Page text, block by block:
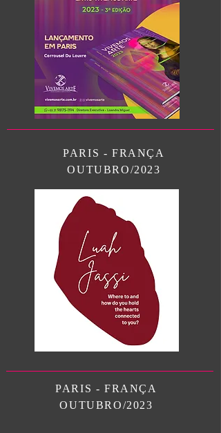
PARIS - FRANÇA
OUTUBRO/2023
PARIS - FRANÇA
OUTUBRO/2023